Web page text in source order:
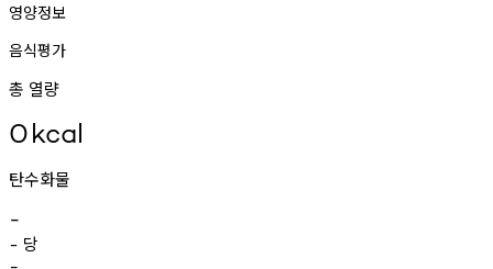
영양정보
음식평가
총 열량
0kcal
탄수화물
-
- 당